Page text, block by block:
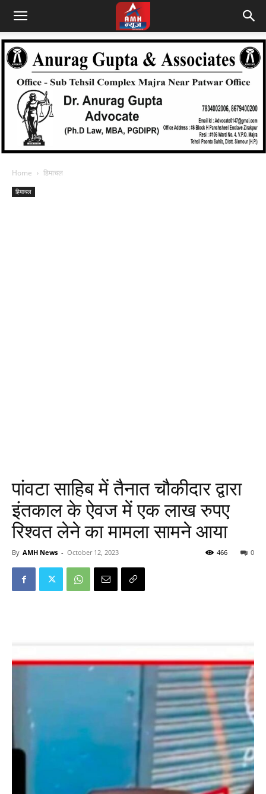
Home हिमाचल
हिमाचल
पांवटा साहिब में तैनात चौकीदार द्वारा
इंतकाल के ऐवज में एक लाख रुपए
रिश्वत लेने का मामला सामने आया
By AMH News - October 12, 2023 0
466